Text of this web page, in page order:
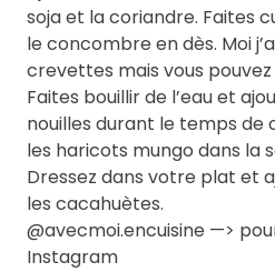
soja et la coriandre. Faites
le concombre en dès. Moi
crevettes mais vous
Faites bouillir de l’eau et
nouilles durant le temps de
les haricots mungo dans la
Dressez dans votre plat et
les cacahuètes.
@avecmoi.encuisine —>
Instagram